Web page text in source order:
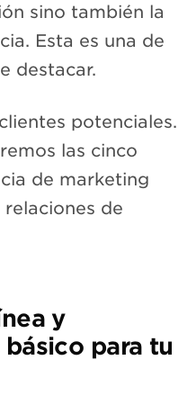
sino también la
Esta es una de
destacar.
potenciales.
las cinco
de marketing
de
y
para tu